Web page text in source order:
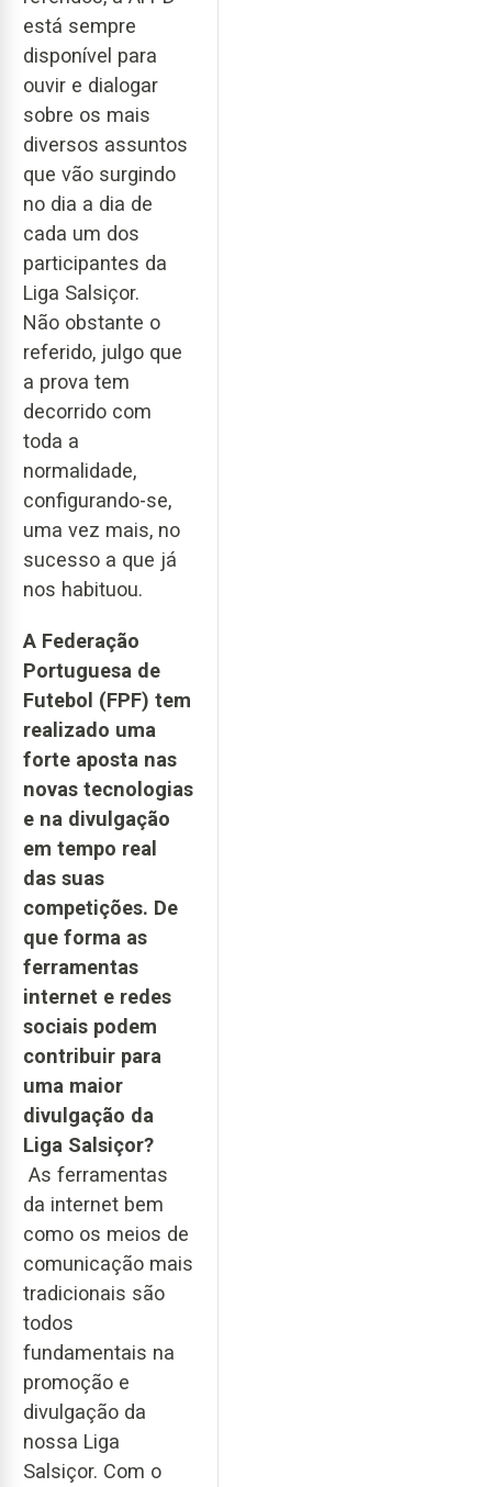
está sempre
disponível para
ouvir e dialogar
sobre os mais
diversos assuntos
que vão surgindo
no dia a dia de
cada um dos
participantes da
Liga Salsiçor.
Não obstante o
referido, julgo que
a prova tem
decorrido com
toda a
normalidade,
configurando-se,
uma vez mais, no
sucesso a que já
nos habituou.
A Federação
Portuguesa de
Futebol (FPF) tem
realizado uma
forte aposta nas
novas tecnologias
e na divulgação
em tempo real
das suas
competições. De
que forma as
ferramentas
internet e redes
sociais podem
contribuir para
uma maior
divulgação da
Liga Salsiçor?
As ferramentas
da internet bem
como os meios de
comunicação mais
tradicionais são
todos
fundamentais na
promoção e
divulgação da
nossa Liga
Salsiçor. Com o